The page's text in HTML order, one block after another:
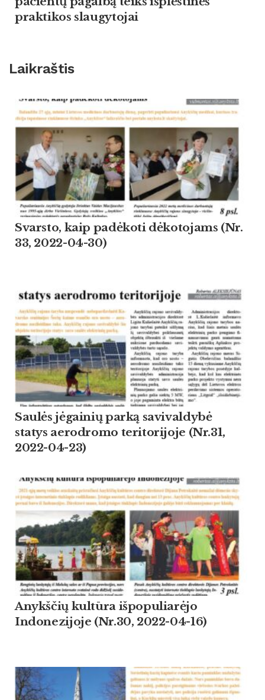
praktikos slaugytojai
Laikraštis
Svarsto, kaip padėkoti dėkotojams (Nr.
33, 2022-04-30)
Saulės jėgainių parką savivaldybė
statys aerodromo teritorijoje (Nr.31,
2022-04-23)
Anykščių kultūra išpopuliarėjo
Indonezijoje (Nr.30, 2022-04-16)